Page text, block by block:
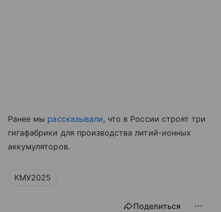
Ранее мы рассказывали, что в России строят три
гигафабрики для производства литий-ионных
аккумуляторов.
КМУ2025
Поделиться